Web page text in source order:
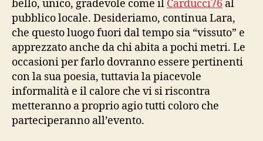
bello, unico, gradevole come il Carducci76 al
pubblico locale. Desideriamo, continua Lara,
che questo luogo fuori dal tempo sia “vissuto” e
apprezzato anche da chi abita a pochi metri. Le
occasioni per farlo dovranno essere pertinenti
con la sua poesia, tuttavia la piacevole
informalità e il calore che vi si riscontra
metteranno a proprio agio tutti coloro che
parteciperanno all’evento.